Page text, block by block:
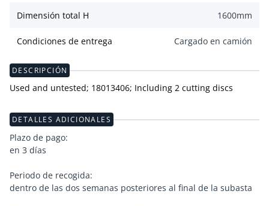
Dimensión total H 1600mm
Condiciones de entrega Cargado en camión
DESCRIPCIÓN
Used and untested; 18013406; Including 2 cutting discs
DETALLES ADICIONALES
Plazo de pago:
en 3 días
Periodo de recogida:
dentro de las dos semanas posteriores al final de la subasta